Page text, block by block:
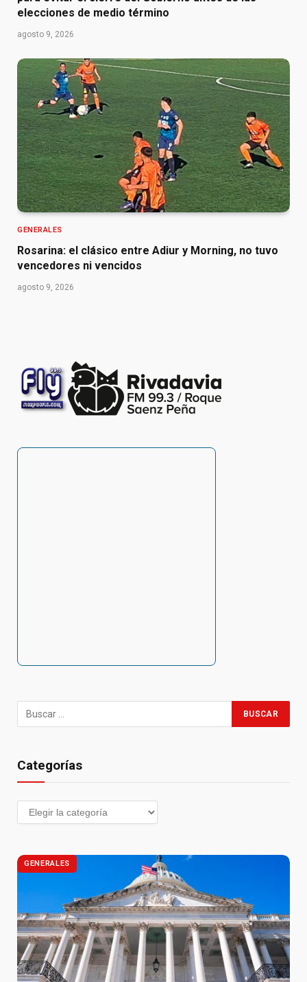
elecciones de medio término
agosto 9, 2026
GENERALES
Rosarina: el clásico entre Adiur y Morning, no tuvo
vencedores ni vencidos
agosto 9, 2026
Categorías
GENERALES